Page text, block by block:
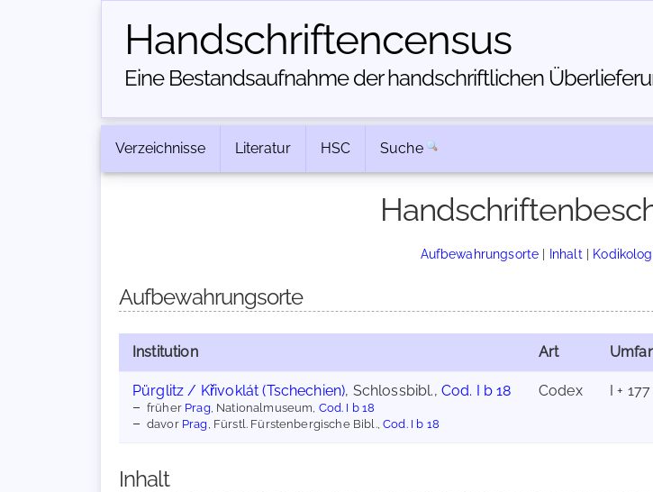
Handschriften­census
Eine Bestandsaufnahme der handschriftlichen
Verzeichnisse Literatur HSC Suche
Aufbewahrungsorte | Inhalt |
Aufbewahrungsorte
Institution Art
Pürglitz / Křivoklát (Tschechien), Schlossbibl., Cod. I b 18
früher Prag , Nationalmuseum, Cod. I b 18
davor Prag , Fürstl. Fürstenbergische Bibl.,Cod. I b 18
Codex I +
Inhalt